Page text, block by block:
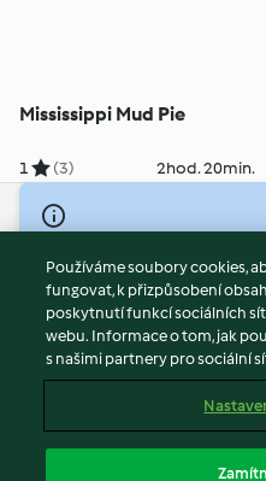
Mississippi Mud Pie
1 (3) 2hod. 20min.
© Copyright 2026
Podmínky užívání
Zásady ochrany osobních údajů
Vyloučení odpovědnosti
Tiráž
Obsah zprávy
Používáme soubory cookies,
fungovat, k přizpůsobení
poskytnutí funkcí sociálních
webu. Informace o tom, jak
s našimi partnery pro sociální